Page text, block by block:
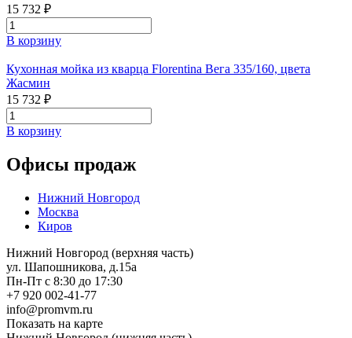
15 732 ₽
В корзину
Кухонная мойка из кварца Florentina Вега 335/160, цвета
Жасмин
15 732 ₽
В корзину
Офисы продаж
Нижний Новгород
Москва
Киров
Нижний Новгород (верхняя часть)
ул. Шапошникова, д.15а
Пн-Пт с 8:30 до 17:30
+7 920 002-41-77
info@promvm.ru
Показать на карте